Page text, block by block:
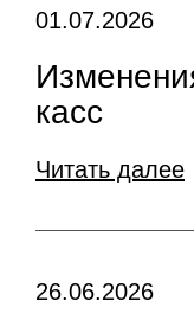
01.07.2026
касс
Читать далее
26.06.2026